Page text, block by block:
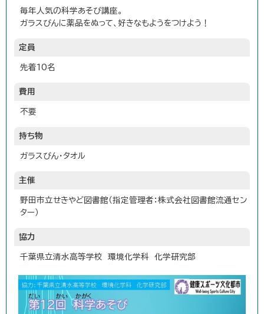
毎年人気の科学あそび講座。
ガラスびんに薬品をぬって、好きなもようをつけよう！
定員
先着10名
費用
不要
持ち物
ガラスびん・タオル
主催
野田市立せきやど図書館（指定管理者：株式会社図書館流通セン
ター）
協力
千葉県立清水高等学校 環境化学科 化学研究部